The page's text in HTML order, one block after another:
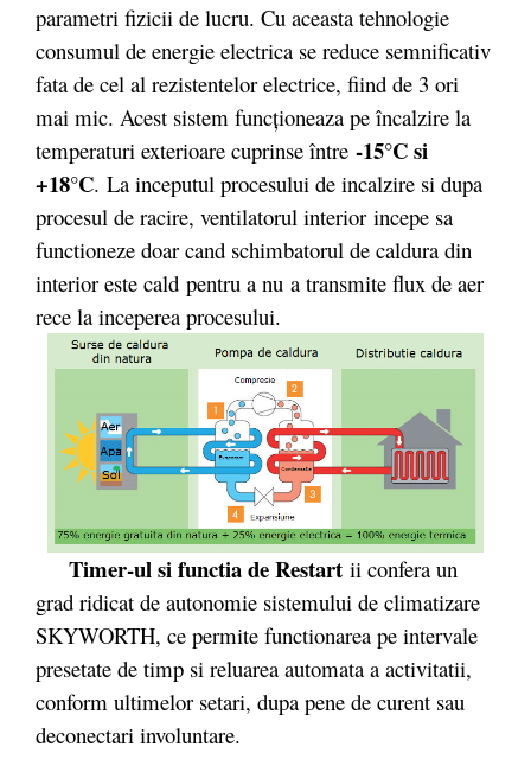
parametri fizicii de lucru. Cu aceasta tehnologie
consumul de energie electrica se reduce semnificativ
fata de cel al rezistentelor electrice, fiind de 3 ori
mai mic. Acest sistem funcționeaza pe încalzire la
temperaturi exterioare cuprinse între -15°C si
+18°C. La inceputul procesului de incalzire si dupa
procesul de racire, ventilatorul interior incepe sa
functioneze doar cand schimbatorul de caldura din
interior este cald pentru a nu a transmite flux de aer
rece la inceperea procesului.
Timer-ul si functia de Restart ii confera un
grad ridicat de autonomie sistemului de climatizare
SKYWORTH, ce permite functionarea pe intervale
presetate de timp si reluarea automata a activitatii,
conform ultimelor setari, dupa pene de curent sau
deconectari involuntare.